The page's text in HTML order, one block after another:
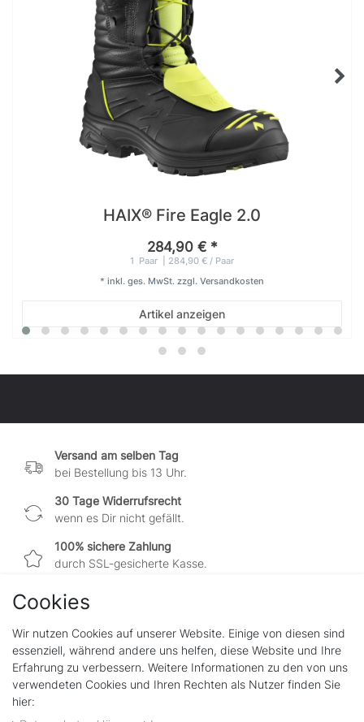
HAIX® Fire Eagle 2.0
284,90 € *
1 Paar | 284,90 € / Paar
Artikel anzeigen
* inkl. ges. MwSt. zzgl. Versandkosten
Versand am selben Tag
bei Bestellung bis 13 Uhr.
30 Tage Widerrufsrecht
wenn es Dir nicht gefällt.
100% sichere Zahlung
durch SSL-gesicherte Kasse.
Shop
Kontakt
Rechtliches
Cookies
Wir nutzen Cookies auf unserer Website. Einige von diesen sind
essenziell, während andere uns helfen, diese Website und Ihre
Erfahrung zu verbessern. Weitere Informationen zu den von uns
verwendeten Cookies und Ihren Rechten als Nutzer finden Sie
hier: